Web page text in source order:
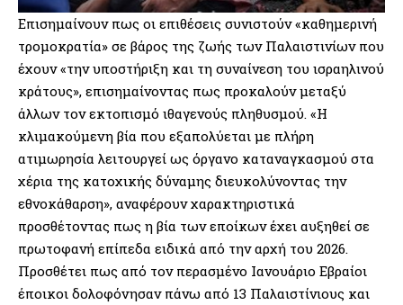
Επισημαίνουν πως οι επιθέσεις συνιστούν «καθημερινή
τρομοκρατία» σε βάρος της ζωής των Παλαιστινίων που
έχουν «την υποστήριξη και τη συναίνεση του ισραηλινού
κράτους», επισημαίνοντας πως προκαλούν μεταξύ
άλλων τον εκτοπισμό ιθαγενούς πληθυσμού. «Η
κλιμακούμενη βία που εξαπολύεται με πλήρη
ατιμωρησία λειτουργεί ως όργανο καταναγκασμού στα
χέρια της κατοχικής δύναμης διευκολύνοντας την
εθνοκάθαρση», αναφέρουν χαρακτηριστικά
προσθέτοντας πως η βία των εποίκων έχει αυξηθεί σε
πρωτοφανή επίπεδα ειδικά από την αρχή του 2026.
Προσθέτει πως από τον περασμένο Ιανουάριο Εβραίοι
έποικοι δολοφόνησαν πάνω από 13 Παλαιστίνιους και